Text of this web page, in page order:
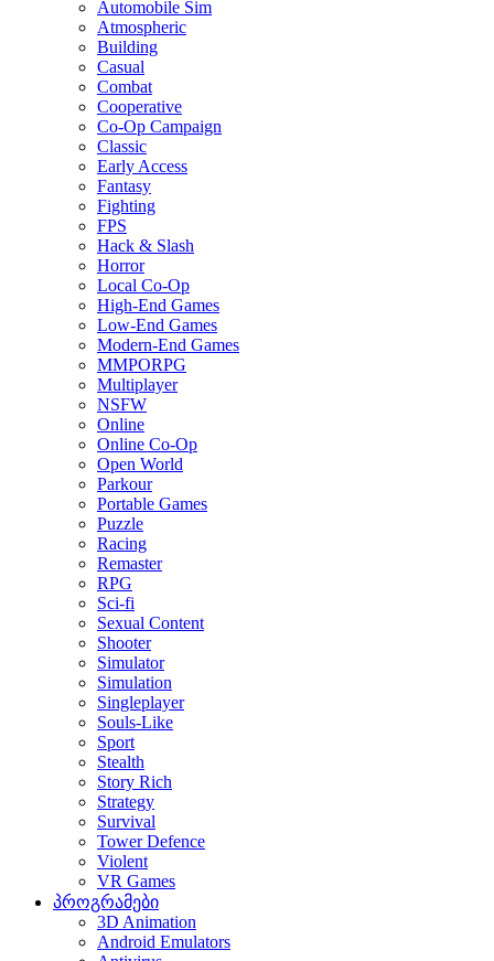
Automobile Sim
Atmospheric
Building
Casual
Combat
Cooperative
Co-Op Campaign
Classic
Early Access
Fantasy
Fighting
FPS
Hack & Slash
Horror
Local Co-Op
High-End Games
Low-End Games
Modern-End Games
MMPORPG
Multiplayer
NSFW
Online
Online Co-Op
Open World
Parkour
Portable Games
Puzzle
Racing
Remaster
RPG
Sci-fi
Sexual Content
Shooter
Simulator
Simulation
Singleplayer
Souls-Like
Sport
Stealth
Story Rich
Strategy
Survival
Tower Defence
Violent
VR Games
პროგრამები
3D Animation
Android Emulators